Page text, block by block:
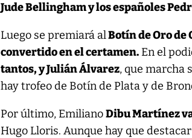
Jude Bellingham y los españoles
Luego se premiará alBotín de Oro de
convertido en el certamen.En el
tantos, y Julián Álvarez, que marcha
hay trofeo de Botín de Plata y de
Por último, EmilianoDibu Martínez
Hugo Lloris. Aunque hay que